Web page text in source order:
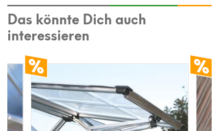
Das könnte Dich auch
interessieren